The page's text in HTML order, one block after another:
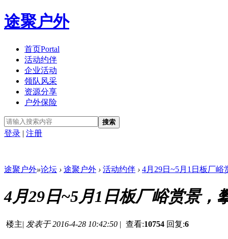
途聚户外
首页Portal
活动约伴
企业活动
领队风采
资源分享
户外保险
搜索
登录 | 注册
途聚户外»论坛 › 途聚户外 › 活动约伴 › 4月29日~5月1日板厂
4月29日~5月1日板厂峪赏景，
楼主| 发表于 2016-4-28 10:42:50 | 查看:10754 回复:6